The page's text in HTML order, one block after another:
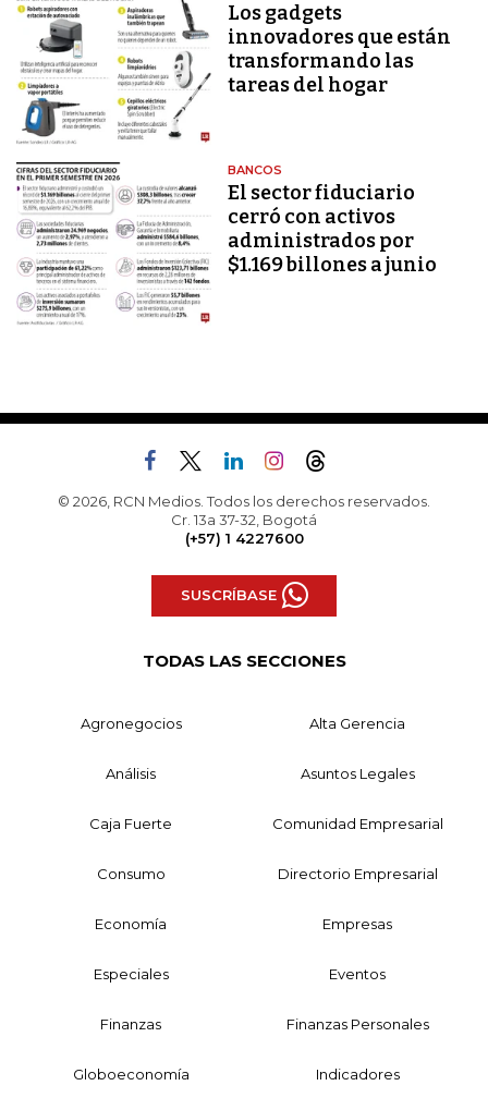
Los gadgets
innovadores que están
transformando las
tareas del hogar
BANCOS
El sector fiduciario
cerró con activos
administrados por
$1.169 billones a junio
© 2026, RCN Medios. Todos los derechos reservados.
Cr. 13a 37-32, Bogotá
(+57) 1 4227600
SUSCRÍBASE
TODAS LAS SECCIONES
Agronegocios Alta Gerencia
Análisis Asuntos Legales
Caja Fuerte Comunidad Empresarial
Consumo Directorio Empresarial
Economía Empresas
Especiales Eventos
Finanzas Finanzas Personales
Globoeconomía Indicadores